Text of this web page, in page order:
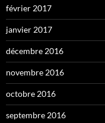
février 2017
janvier 2017
décembre 2016
novembre 2016
octobre 2016
septembre 2016